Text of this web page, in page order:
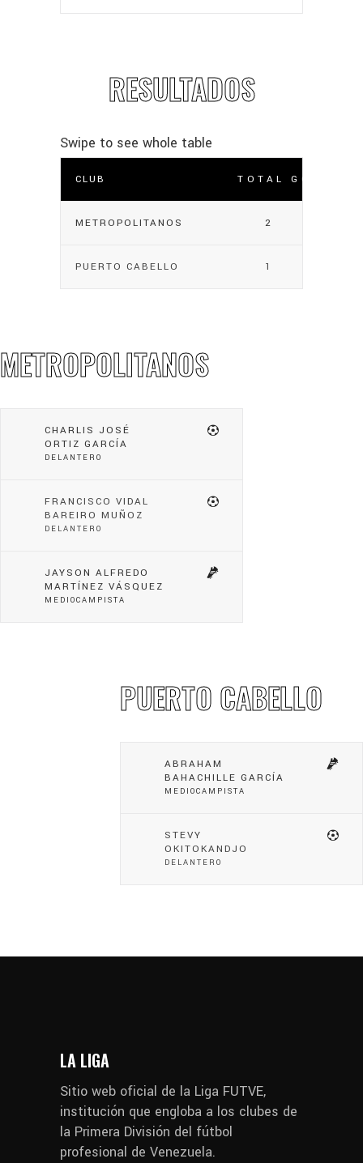
RESULTADOS
CLUB TOTAL GOLES
METROPOLITANOS 2
PUERTO CABELLO 1
METROPOLITANOS
CHARLIS JOSÉ
ORTIZ GARCÍA
DELANTERO
FRANCISCO VIDAL
BAREIRO MUÑOZ
DELANTERO
JAYSON ALFREDO
MARTÍNEZ VÁSQUEZ
MEDIOCAMPISTA
PUERTO CABELLO
ABRAHAM
BAHACHILLE GARCÍA
MEDIOCAMPISTA
STEVY
OKITOKANDJO
DELANTERO
LA LIGA
Sitio web oficial de la Liga FUTVE,
institución que engloba a los clubes de
la Primera División del fútbol
profesional de Venezuela.